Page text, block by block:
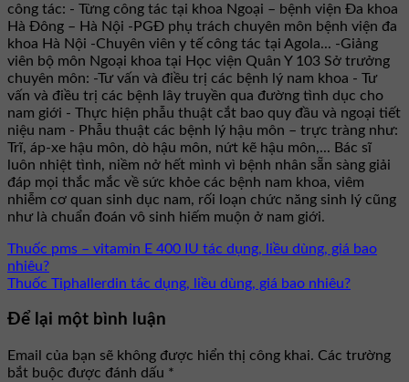
công tác: - Từng công tác tại khoa Ngoại – bệnh viện Đa khoa
Hà Đông – Hà Nội -PGĐ phụ trách chuyên môn bệnh viện đa
khoa Hà Nội -Chuyên viên y tế công tác tại Agola... -Giảng
viên bộ môn Ngoại khoa tại Học viện Quân Y 103 Sở trưởng
chuyên môn: -Tư vấn và điều trị các bệnh lý nam khoa - Tư
vấn và điều trị các bệnh lây truyền qua đường tình dục cho
nam giới - Thực hiện phẫu thuật cắt bao quy đầu và ngoại tiết
niệu nam - Phẫu thuật các bệnh lý hậu môn – trực tràng như:
Trĩ, áp-xe hậu môn, dò hậu môn, nứt kẽ hậu môn,... Bác sĩ
luôn nhiệt tình, niềm nở hết mình vì bệnh nhân sẵn sàng giải
đáp mọi thắc mắc về sức khỏe các bệnh nam khoa, viêm
nhiễm cơ quan sinh dục nam, rối loạn chức năng sinh lý cũng
như là chuẩn đoán vô sinh hiếm muộn ở nam giới.
Thuốc pms – vitamin E 400 IU tác dụng, liều dùng, giá bao
nhiêu?
Thuốc Tiphallerdin tác dụng, liều dùng, giá bao nhiêu?
Để lại một bình luận
Email của bạn sẽ không được hiển thị công khai. Các trường
bắt buộc được đánh dấu *